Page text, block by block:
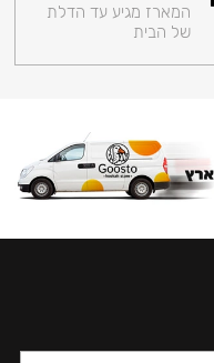
המארז מגיע עד הדלת
של הבית